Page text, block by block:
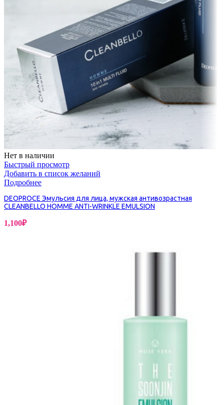
Нет в наличии
Быстрый просмотр
Добавить в список желаний
Подробнее
DEOPROCE Эмульсия для лица, мужская антивозрастная
CLEANBELLO HOMME ANTI-WRINKLE EMULSION
1,100₽